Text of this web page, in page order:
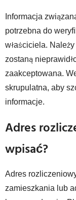
Informacja
potrzebna do
właściciela.
zostaną
zaakceptowana.
skrupulatna, aby
informacje.
Adres
wpisać?
Adres
zamieszkania lub